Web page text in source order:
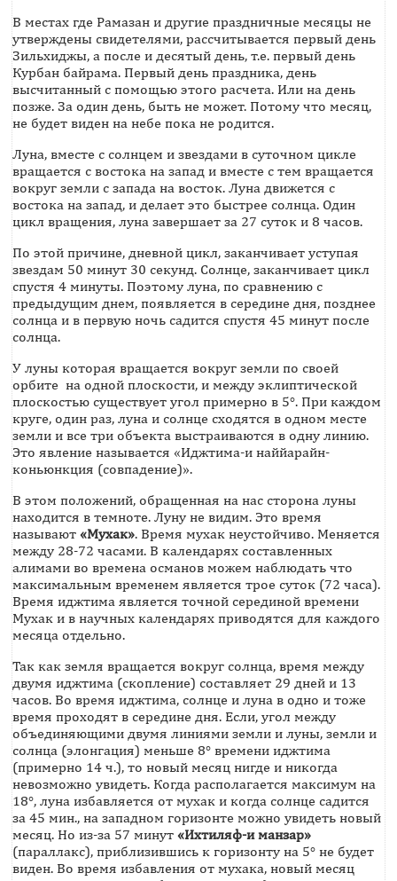
В местах где Рамазан и другие праздничные месяцы не
утверждены свидетелями, рассчитывается первый день
Зильхиджы, а после и десятый день, т.е. первый день
Курбан байрама. Первый день праздника, день
высчитанный с помощью этого расчета. Или на день
позже. За один день, быть не может. Потому что месяц,
не будет виден на небе пока не родится.
Луна, вместе с солнцем и звездами в суточном цикле
вращается с востока на запад и вместе с тем вращается
вокруг земли с запада на восток. Луна движется с
востока на запад, и делает это быстрее солнца. Один
цикл вращения, луна завершает за 27 суток и 8 часов.
По этой причине, дневной цикл, заканчивает уступая
звездам 50 минут 30 секунд. Солнце, заканчивает цикл
спустя 4 минуты. Поэтому луна, по сравнению с
предыдущим днем, появляется в середине дня, позднее
солнца и в первую ночь садится спустя 45 минут после
солнца.
У луны которая вращается вокруг земли по своей
орбите на одной плоскости, и между эклиптической
плоскостью существует угол примерно в 5°. При каждом
круге, один раз, луна и солнце сходятся в одном месте
земли и все три объекта выстраиваются в одну линию.
Это явление называется «Иджтима-и наййарайн-
коньюнкция (совпадение)».
В этом положений, обращенная на нас сторона луны
находится в темноте. Луну не видим. Это время
называют «Мухак». Время мухак неустойчиво. Меняется
между 28-72 часами. В календарях составленных
алимами во времена османов можем наблюдать что
максимальным временем является трое суток (72 часа).
Время иджтима является точной серединой времени
Мухак и в научных календарях приводятся для каждого
месяца отдельно.
Так как земля вращается вокруг солнца, время между
двумя иджтима (скопление) составляет 29 дней и 13
часов. Во время иджтима, солнце и луна в одно и тоже
время проходят в середине дня. Если, угол между
объединяющими двумя линиями земли и луны, земли и
солнца (элонгация) меньше 8° времени иджтима
(примерно 14 ч.), то новый месяц нигде и никогда
невозможно увидеть. Когда располагается максимум на
18°, луна избавляется от мухак и когда солнце садится
за 45 мин., на западном горизонте можно увидеть новый
месяц. Но из-за 57 минут «Ихтиляф-и манзар»
(параллакс), приблизившись к горизонту на 5° не будет
виден. Во время избавления от мухака, новый месяц